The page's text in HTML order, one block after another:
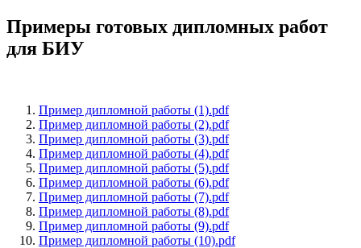
Примеры готовых дипломных работ
для БИУ
Пример дипломной работы (1).pdf
Пример дипломной работы (2).pdf
Пример дипломной работы (3).pdf
Пример дипломной работы (4).pdf
Пример дипломной работы (5).pdf
Пример дипломной работы (6).pdf
Пример дипломной работы (7).pdf
Пример дипломной работы (8).pdf
Пример дипломной работы (9).pdf
Пример дипломной работы (10).pdf